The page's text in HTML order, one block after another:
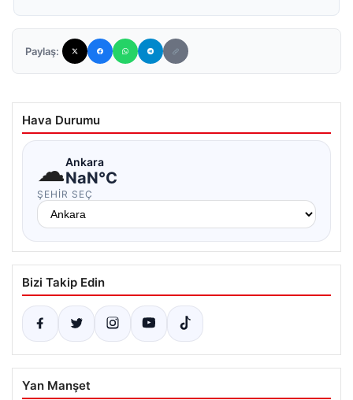
Paylaş:
Hava Durumu
☁Ankara
NaN°C
ŞEHIR SEÇ
Bizi Takip Edin
Yan Manşet